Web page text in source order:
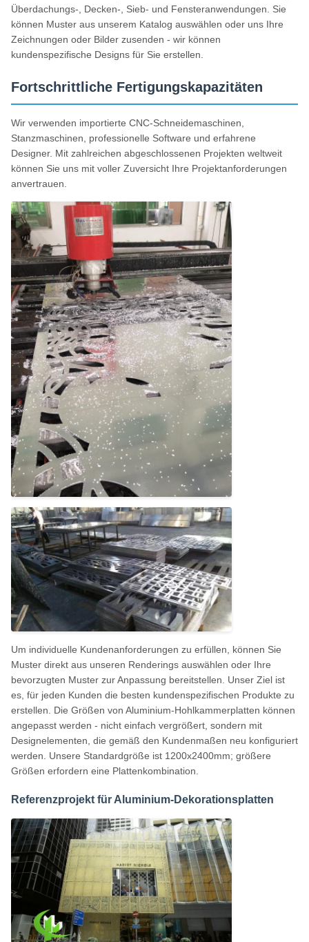
Überdachungs-, Decken-, Sieb- und Fensteranwendungen. Sie
können Muster aus unserem Katalog auswählen oder uns Ihre
Zeichnungen oder Bilder zusenden - wir können
kundenspezifische Designs für Sie erstellen.
Fortschrittliche Fertigungskapazitäten
Wir verwenden importierte CNC-Schneidemaschinen,
Stanzmaschinen, professionelle Software und erfahrene
Designer. Mit zahlreichen abgeschlossenen Projekten weltweit
können Sie uns mit voller Zuversicht Ihre Projektanforderungen
anvertrauen.
Um individuelle Kundenanforderungen zu erfüllen, können Sie
Muster direkt aus unseren Renderings auswählen oder Ihre
bevorzugten Muster zur Anpassung bereitstellen. Unser Ziel ist
es, für jeden Kunden die besten kundenspezifischen Produkte zu
erstellen. Die Größen von Aluminium-Hohlkammerplatten können
angepasst werden - nicht einfach vergrößert, sondern mit
Designelementen, die gemäß den Kundenmaßen neu konfiguriert
werden. Unsere Standardgröße ist 1200x2400mm; größere
Größen erfordern eine Plattenkombination.
Referenzprojekt für Aluminium-Dekorationsplatten